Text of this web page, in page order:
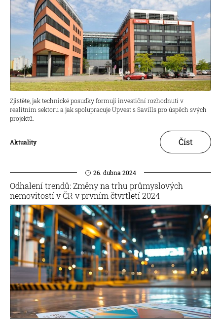
Zjistěte, jak technické posudky formují investiční rozhodnutí v
realitním sektoru a jak spolupracuje Upvest s Savills pro úspěch svých
projektů.
Aktuality Číst
26. dubna 2024
Odhalení trendů: Změny na trhu průmyslových
nemovitostí v ČR v prvním čtvrtletí 2024